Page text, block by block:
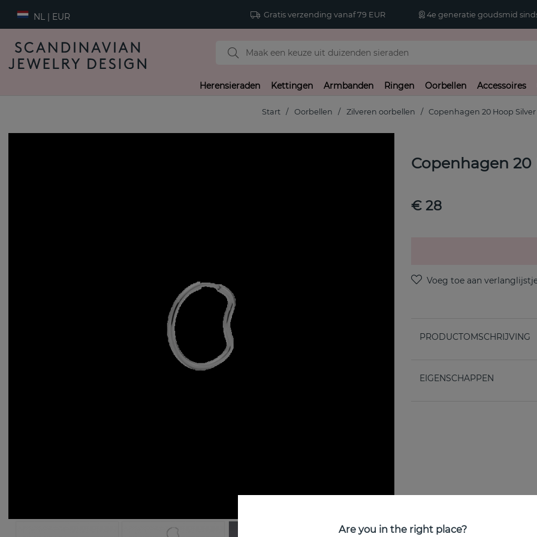
NL | EUR Gratis verzending vanaf 79 EUR 4e generatie goudsmid sinds
Herensieraden Kettingen Armbanden Ringen Oorbellen Accessoires
Start Oorbellen Zilveren oorbellen Copenhagen 20 Hoop Silver
Copenhagen 20
€ 28
PRODUCTOMSCHRIJVING
EIGENSCHAPPEN
Are you in the right place?